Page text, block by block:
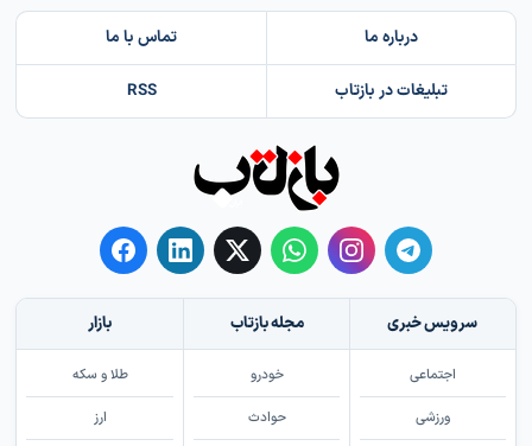
درباره ما تماس با ما
تبلیغات در بازتاب RSS
سرویس خبری
اجتماعی
ورزشی
مجله بازتاب
خودرو
حوادث
بازار
طلا و سکه
ارز